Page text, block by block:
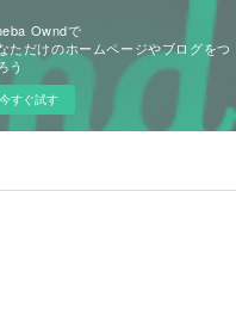
Owndで
ただけのホームページやブログをつ
う
今すぐ試す